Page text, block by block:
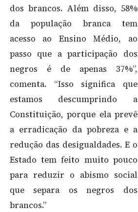
dos brancos. Além disso, 58%
da população branca tem
acesso ao Ensino Médio, ao
passo que a participação dos
negros é de apenas 37%”,
comenta. “Isso significa que
estamos descumprindo a
Constituição, porque ela prevê
a erradicação da pobreza e a
redução das desigualdades. E o
Estado tem feito muito pouco
para reduzir o abismo social
que separa os negros dos
brancos.”